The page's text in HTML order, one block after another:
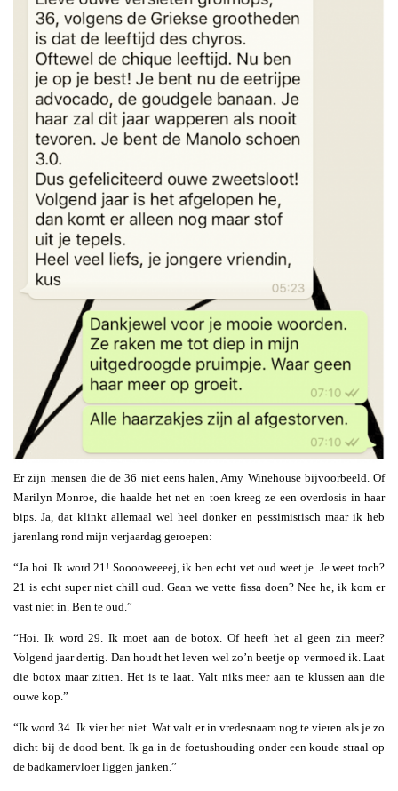
Er zijn mensen die de 36 niet eens halen, Amy Winehouse bijvoorbeeld. Of
Marilyn Monroe, die haalde het net en toen kreeg ze een overdosis in haar
bips. Ja, dat klinkt allemaal wel heel donker en pessimistisch maar ik heb
jarenlang rond mijn verjaardag geroepen:
“Ja hoi. Ik word 21! Sooooweeeej, ik ben echt vet oud weet je. Je weet toch?
21 is echt super niet chill oud. Gaan we vette fissa doen? Nee he, ik kom er
vast niet in. Ben te oud.”
“Hoi. Ik word 29. Ik moet aan de botox. Of heeft het al geen zin meer?
Volgend jaar dertig. Dan houdt het leven wel zo’n beetje op vermoed ik. Laat
die botox maar zitten. Het is te laat. Valt niks meer aan te klussen aan die
ouwe kop.”
“Ik word 34. Ik vier het niet. Wat valt er in vredesnaam nog te vieren als je zo
dicht bij de dood bent. Ik ga in de foetushouding onder een koude straal op
de badkamervloer liggen janken.”